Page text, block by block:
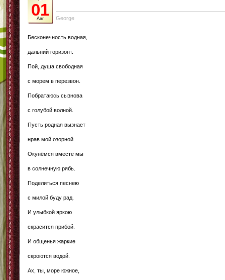
01
Авг George
Бесконечность водная,
дальний горизонт.
Пой, душа свободная
с морем в перезвон.
Побратаюсь сызнова
с голубой волной.
Пусть родная вызнает
нрав мой озорной.
Окунёмся вместе мы
в солнечную рябь.
Поделиться песнею
с милой буду рад.
И улыбкой яркою
скрасится прибой.
И общенья жаркие
скроются водой.
Ах, ты, море южное,